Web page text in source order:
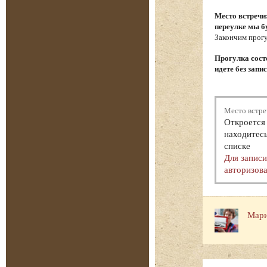
Место
переулке мы
Закончим
Прогулка
идете без
Место
списке
Для